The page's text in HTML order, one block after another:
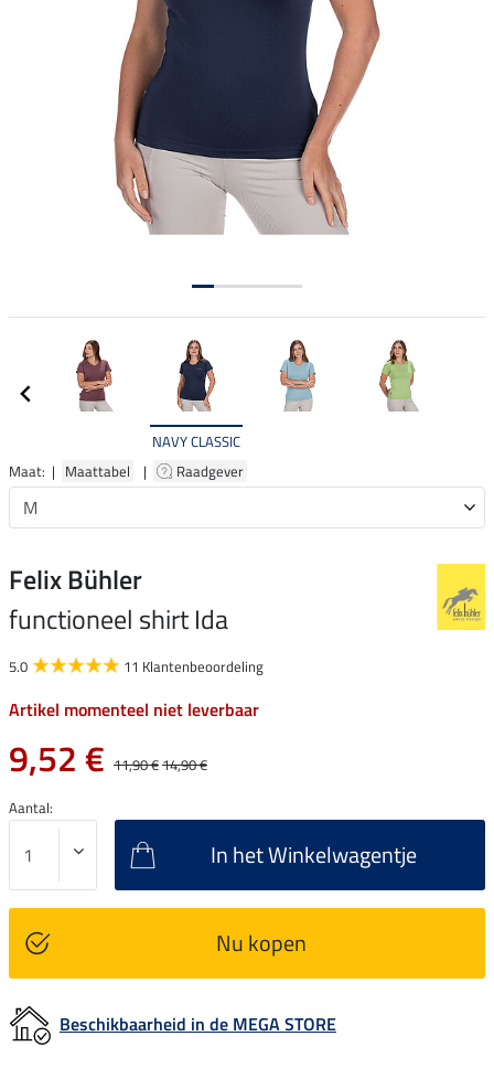
NAVY CLASSIC
Maat: | Maattabel | Raadgever
Felix Bühler
functioneel shirt Ida
5.0 11 Klantenbeoordeling
Artikel momenteel niet leverbaar
9,52 € 11,90 €14,90 €
Aantal:
In het Winkelwagentje
Nu kopen
Beschikbaarheid in de MEGA STORE